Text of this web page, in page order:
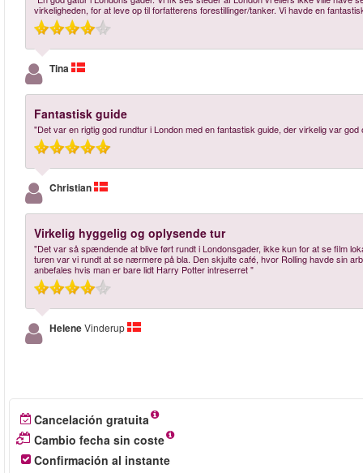
virkeligheden, for at leve op til forfatterens forestillinger/tanker. Vi havde en
Tina
Fantastisk guide
"Det var en rigtig god rundtur i London med en fantastisk guide, der virkelig var
Christian
Virkelig hyggelig og oplysende tur
"Det var så spændende at blive ført rundt i Londonsgader, ikke kun for at se film
turen var vi rundt at se nærmere på bla. Den skjulte café, hvor Rolling havde sin
anbefales hvis man er bare lidt Harry Potter intreserret "
HeleneVinderup
Cancelación gratuita
Cambio fecha sin coste
Confirmación al instante